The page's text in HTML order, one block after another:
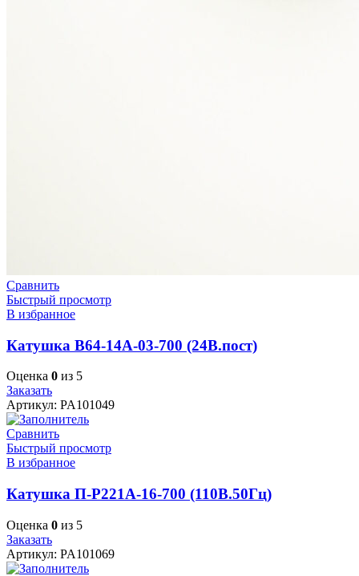
Сравнить
Быстрый просмотр
В избранное
Катушка В64-14А-03-700 (24В.пост)
Оценка 0 из 5
Заказать
Артикул: PA101049
Сравнить
Быстрый просмотр
В избранное
Катушка П-Р221А-16-700 (110В.50Гц)
Оценка 0 из 5
Заказать
Артикул: PA101069